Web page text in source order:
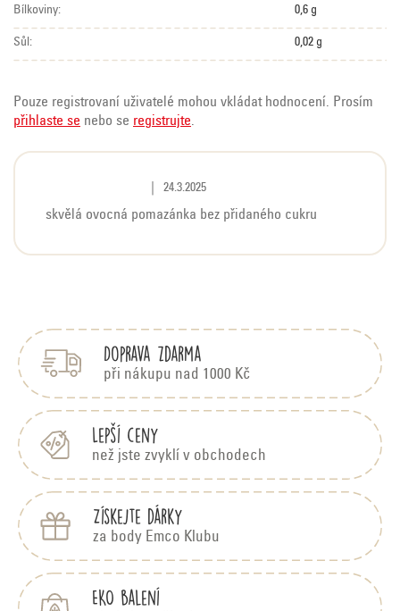
Bílkoviny: 0,6 g
Sůl: 0,02 g
Pouze registrovaní uživatelé mohou vkládat hodnocení. Prosím
přihlaste se nebo se registrujte.
p
d
n
c
e
Hodnocení produktu je 5 z 5 hvězdiček.
24.3.2025
skvělá ovocná pomazánka bez přidaného cukru
Doprava zdarma
při nákupu nad 1000 Kč
Lepší ceny
než jste zvyklí v obchodech
Získejte dárky
za body Emco Klubu
EKO balení